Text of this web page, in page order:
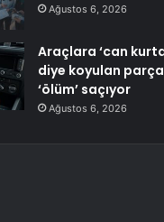
Ağustos 6, 2026
Araçlara ‘can
diye koyulan parça
‘ölüm’ saçıyor
Ağustos 6, 2026